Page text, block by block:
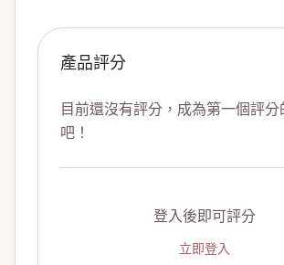
產品評分
目前還沒有評分，成為第一個評分
吧！
登入後即可評分
立即登入